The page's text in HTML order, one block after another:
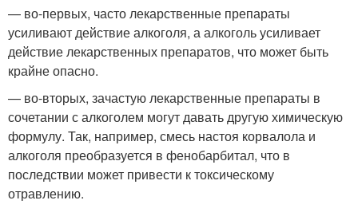
— во-первых, часто лекарственные препараты
усиливают действие алкоголя, а алкоголь усиливает
действие лекарственных препаратов, что может быть
крайне опасно.
— во-вторых, зачастую лекарственные препараты в
сочетании с алкоголем могут давать другую химическую
формулу. Так, например, смесь настоя корвалола и
алкоголя преобразуется в фенобарбитал, что в
последствии может привести к токсическому
отравлению.